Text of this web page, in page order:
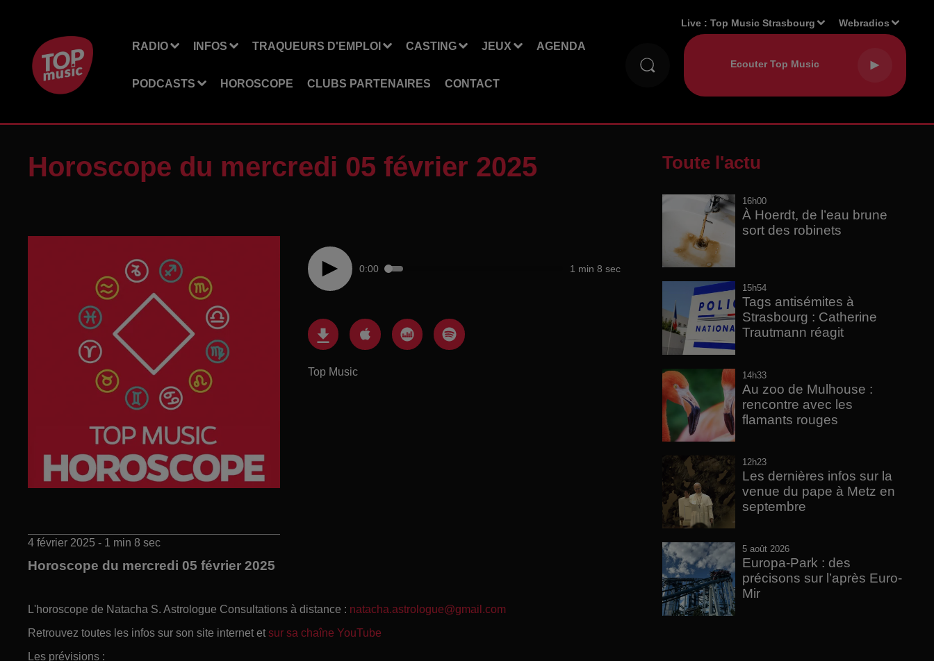
RADIO INFOS TRAQUEURS D'EMPLOI CASTING JEUX AGENDA
PODCASTS HOROSCOPE CLUBS PARTENAIRES CONTACT
Live :Top Music Strasbourg Webradios
Horoscope du mercredi 05 février 2025
0:00 1 min 8 sec
Top Music
4 février 2025 - 1 min 8 sec
Horoscope du mercredi 05 février 2025
L'horoscope de Natacha S. Astrologue Consultations à distance : natacha.astrologue@gmail.com
Retrouvez toutes les infos sur son site internet et sur sa chaîne YouTube
Les prévisions :
Toute l'actu
16h00
À Hoerdt, de l’eau brune
sort des robinets
15h54
Tags antisémites à
Strasbourg : Catherine
Trautmann réagit
14h33
Au zoo de Mulhouse :
rencontre avec les
flamants rouges
12h23
Les dernières infos sur la
venue du pape à Metz en
septembre
5 août 2026
Europa-Park : des
précisons sur l’après Euro-
Mir